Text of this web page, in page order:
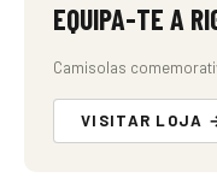
EQUIPA-TE A
Camisolas
VISITAR LOJA